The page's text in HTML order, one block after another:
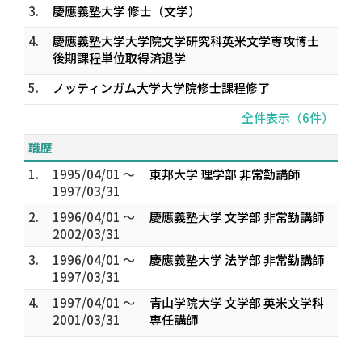
3.
慶應義塾大学 修士（文学）
4.
慶應義塾大学大学院文学研究科英米文学専攻博士
後期課程単位取得済退学
5.
ノッティンガム大学大学院修士課程修了
全件表示（6件）
職歴
1.
1995/04/01 ～
1997/03/31
東邦大学 理学部 非常勤講師
2.
1996/04/01 ～
2002/03/31
慶應義塾大学 文学部 非常勤講師
3.
1996/04/01 ～
1997/03/31
慶應義塾大学 法学部 非常勤講師
4.
1997/04/01 ～
2001/03/31
青山学院大学 文学部 英米文学科
専任講師